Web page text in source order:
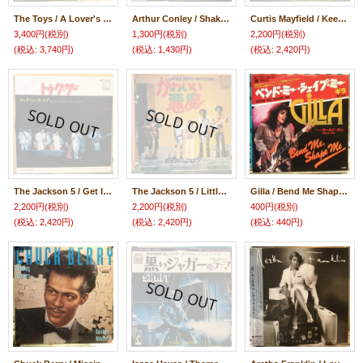
The Toys / A Lover's Concerto
3,400円(税別)
(税込: 3,740円)
Arthur Conley / Shake, Rattle & Roll
1,300円(税別)
(税込: 1,430円)
Curtis Mayfield / Keep On Keeping On
2,200円(税別)
(税込: 2,420円)
The Jackson 5 / Get It Together
2,200円(税別)
(税込: 2,420円)
The Jackson 5 / Little Bitty Pretty One
2,200円(税別)
(税込: 2,420円)
Gilla / Bend Me Shape Me
400円(税別)
(税込: 440円)